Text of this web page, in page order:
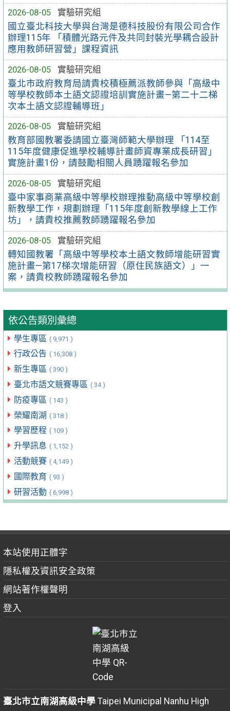
2026-08-05
實驗研究組
國立臺北科技大學與台灣是德科技股份有限公司合作
辦理115年 「積體光路元件及共同封裝光學耦合設計
應用教師研習營」課程資訊
2026-08-05
實驗研究組
臺北市政府教育局請貴校積極薦派教師參與「高級中
等學校教師本土語文認證培訓實施計畫—第二十二梯
次本土語文認證輔導班」
2026-08-05
實驗研究組
教育部國教署委請國立臺灣師範大學辦理 「114至
115年度健康促進學校輔導計畫師資專業成長研習」
實施計畫1份，請鼓勵相關人員踴躍報名參加
2026-08-05
實驗研究組
臺中家事商業高級中等學校辦理推動高級中等學校創
新教學工作，規劃辦理「115年度創新教學線上工作
坊」，請貴校推薦教師踴躍報名參加
2026-08-05
實驗研究組
轉知國教署「高級中等學校本土語文教師增能研習實
施計畫—第17梯次增能研習（原住民族語文）」一
案，請貴校教師踴躍報名參加
依公告類別彙總
學生專區 ( 9,971 )
行政公告 ( 16,308 )
新生專區 ( 390 )
臺北市語文競賽專區 ( 34 )
防疫專區 ( 143 )
榮耀南湖 ( 318 )
學習歷程 ( 109 )
升學訊息 ( 1,152 )
活動競賽 ( 4,149 )
國際教育 ( 93 )
研習活動 ( 6,998 )
本站使用正體字
隱私權及資訊安全政策
網站著作權聲明
登入
臺北市立南湖高級中學Taipei Municipal Nanhu High